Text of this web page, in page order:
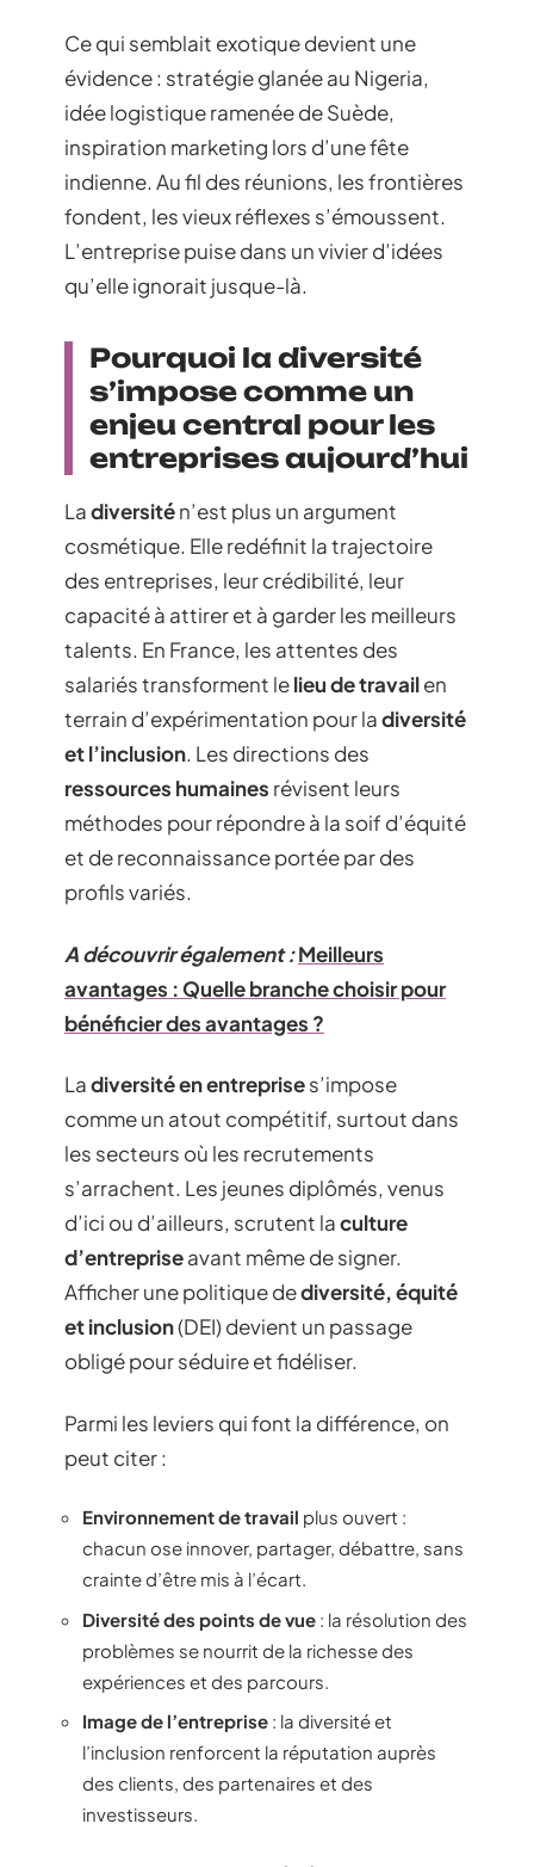
Ce qui semblait exotique devient une
évidence : stratégie glanée au Nigeria,
idée logistique ramenée de Suède,
inspiration marketing lors d’une fête
indienne. Au fil des réunions, les frontières
fondent, les vieux réflexes s’émoussent.
L’entreprise puise dans un vivier d’idées
qu’elle ignorait jusque-là.
Pourquoi la diversité
s’impose comme un
enjeu central pour les
entreprises aujourd’hui
Ladiversitén’est plus un argument
cosmétique. Elle redéfinit la trajectoire
des entreprises, leur crédibilité, leur
capacité à attirer et à garder les meilleurs
talents. En France, les attentes des
salariés transforment lelieu de travailen
terrain d’expérimentation pour ladiversité
et l’inclusion. Les directions des
ressources humaines révisent leurs
méthodes pour répondre à la soif d’équité
et de reconnaissance portée par des
profils variés.
A découvrir également :Meilleurs
avantages : Quelle branche choisir pour
bénéficier des avantages ?
Ladiversité en entreprises’impose
comme un atout compétitif, surtout dans
les secteurs où les recrutements
s’arrachent. Les jeunes diplômés, venus
d’ici ou d’ailleurs, scrutent laculture
d’entrepriseavant même de signer.
Afficher une politique dediversité, équité
et inclusion(DEI) devient un passage
obligé pour séduire et fidéliser.
Parmi les leviers qui font la différence, on
peut citer :
Environnement de travail plus ouvert :
chacun ose innover, partager, débattre, sans
crainte d’être mis à l’écart.
Diversité des points de vue : la résolution des
problèmes se nourrit de la richesse des
expériences et des parcours.
Image de l’entreprise : la diversité et
l’inclusion renforcent la réputation auprès
des clients, des partenaires et des
investisseurs.